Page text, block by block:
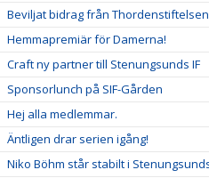
Beviljat bidrag från Thordenstiftelsen
Hemmapremiär för Damerna!
Craft ny partner till Stenungsunds IF
Sponsorlunch på SIF-Gården
Hej alla medlemmar.
Äntligen drar serien igång!
Niko Böhm står stabilt i